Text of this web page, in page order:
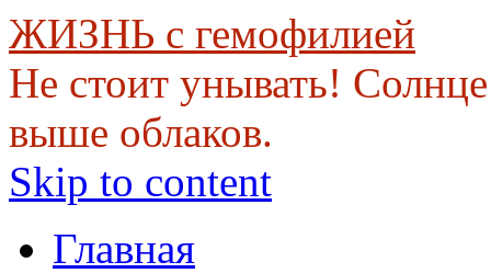
ЖИЗНЬ с гемофилией
Не стоит унывать!
выше облаков.
Skip to content
Главная